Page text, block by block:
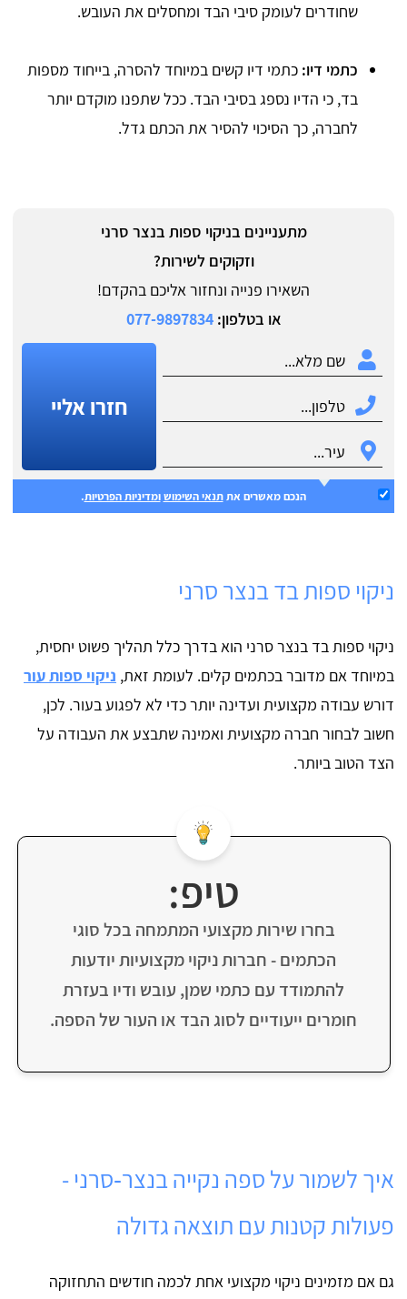
שחודרים לעומק סיבי הבד ומחסלים את העובש.
כתמי דיו: כתמי דיו קשים במיוחד להסרה, בייחוד מספות
בד, כי הדיו נספג בסיבי הבד. ככל שתפנו מוקדם יותר
לחברה, כך הסיכוי להסיר את הכתם גדל.
מתעניינים בניקוי ספות בנצר סרני
וזקוקים לשירות?
השאירו פנייה ונחזור אליכם בהקדם!
או בטלפון:077-9897834
חזרו אליי
הנכם מאשרים אתתנאי השימוש ומדיניות הפרטיות.
ניקוי ספות בד בנצר סרני
ניקוי ספות בד בנצר סרני הוא בדרך כלל תהליך פשוט יחסית,
במיוחד אם מדובר בכתמים קלים. לעומת זאת, ניקוי ספות עור
דורש עבודה מקצועית ועדינה יותר כדי לא לפגוע בעור. לכן,
חשוב לבחור חברה מקצועית ואמינה שתבצע את העבודה על
הצד הטוב ביותר.
טיפ:
בחרו שירות מקצועי המתמחה בכל סוגי
הכתמים - חברות ניקוי מקצועיות יודעות
להתמודד עם כתמי שמן, עובש ודיו בעזרת
חומרים ייעודיים לסוג הבד או העור של הספה.
איך לשמור על ספה נקייה בנצר‑סרני -
פעולות קטנות עם תוצאה גדולה
גם אם מזמינים ניקוי מקצועי אחת לכמה חודשים התחזוקה